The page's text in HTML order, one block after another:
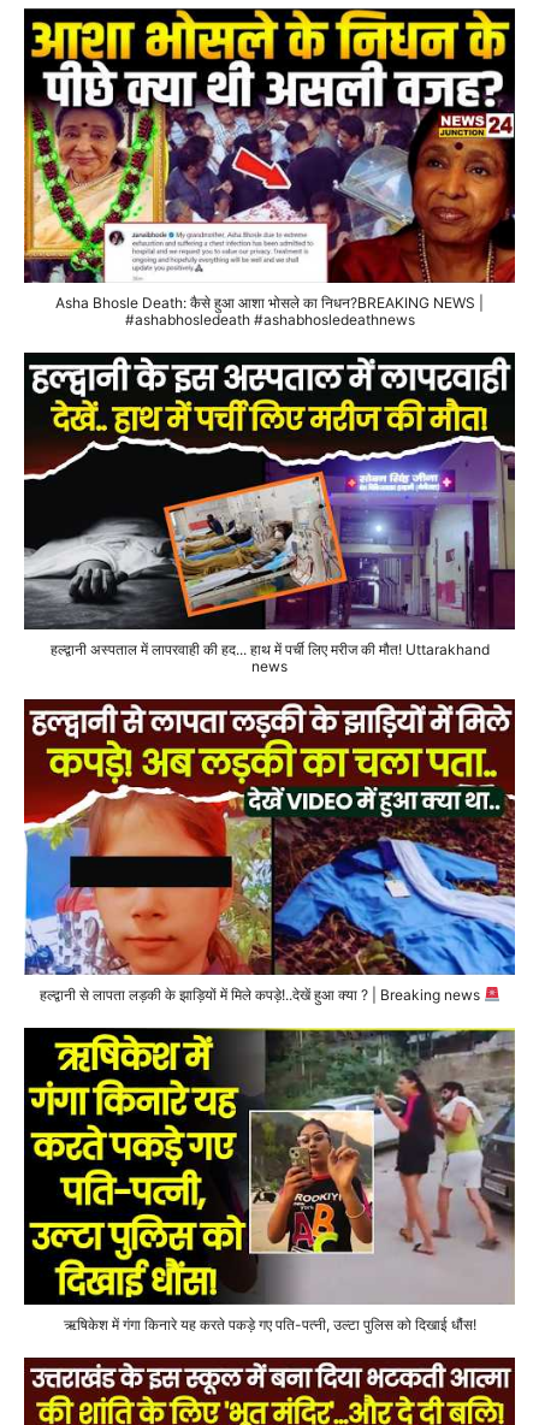
Asha Bhosle Death: कैसे हुआ आशा भोसले का निधन?BREAKING NEWS |
#ashabhosledeath #ashabhosledeathnews
हल्द्वानी अस्पताल में लापरवाही की हद... हाथ में पर्ची लिए मरीज की मौत! Uttarakhand
news
हल्द्वानी से लापता लड़की के झाड़ियों में मिले कपड़े!..देखें हुआ क्या ? | Breaking news
ऋषिकेश में गंगा किनारे यह करते पकड़े गए पति-पत्नी, उल्टा पुलिस को दिखाई धौंस!